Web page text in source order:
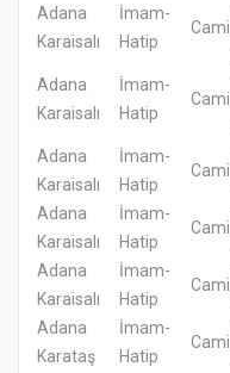
Adana
Karaisalı
İmam-
Hatip
Cami
Adana
Karaisalı
İmam-
Hatip
Cami
Adana
Karaisalı
İmam-
Hatip
Cami
Adana
Karaisalı
İmam-
Hatip
Cami
Adana
Karaisalı
İmam-
Hatip
Cami
Adana
Karataş
İmam-
Hatip
Cami